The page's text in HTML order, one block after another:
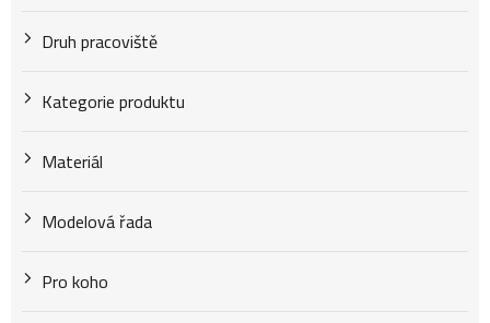
Druh pracoviště
Kategorie produktu
Materiál
Modelová řada
Pro koho